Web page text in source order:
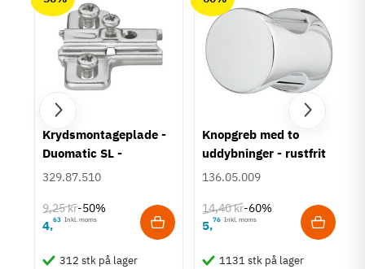
Krydsmontageplade -
Duomatic SL -
Euroskruer
329.87.510
9,25 kr-50%
4,63 Inkl. moms
312 stk på lager
Knopgreb med to
uddybninger - rustfrit
stål
136.05.009
14,40 kr-60%
5,76 Inkl. moms
1131 stk på lager